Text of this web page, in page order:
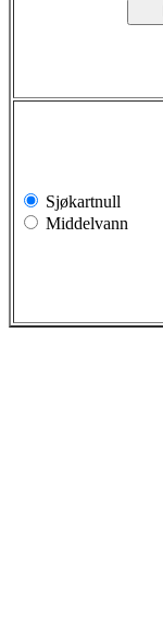
Sjøkartnull
Middelvann